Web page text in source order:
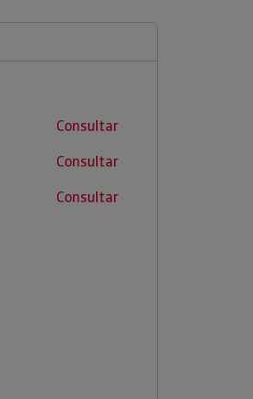
Consultar
Consultar
Consultar